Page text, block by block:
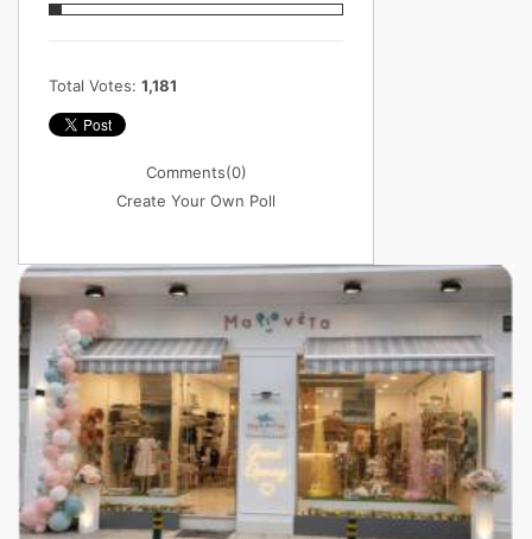
Total Votes: 1,181
Comments(0)
Create Your Own Poll